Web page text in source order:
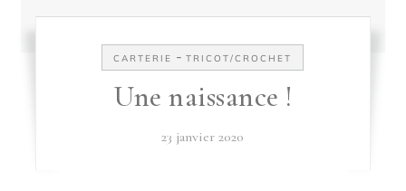
CARTERIE -TRICOT/CROCHET
Une naissance !
23 janvier 2020